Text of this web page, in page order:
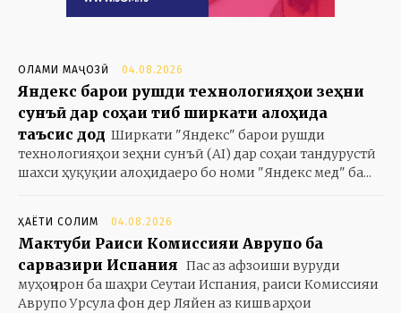
ОЛАМИ МАҶОЗӢ 04.08.2026
Яндекс барои рушди технологияҳои зеҳни
сунъӣ дар соҳаи тиб ширкати алоҳида
таъсис дод Ширкати "Яндекс" барои рушди
технологияҳои зеҳни сунъӣ (AI) дар соҳаи тандурустӣ
шахси ҳуқуқии алоҳидаеро бо номи "Яндекс мед" ба...
ҲАЁТИ СОЛИМ 04.08.2026
Мактуби Раиси Комиссияи Аврупо ба
сарвазири Испания Пас аз афзоиши вуруди
муҳоҷирон ба шаҳри Сеутаи Испания, раиси Комиссияи
Аврупо Урсула фон дер Ляйен аз кишварҳои